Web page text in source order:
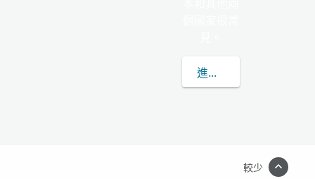
進一步了解TOTANI
較少